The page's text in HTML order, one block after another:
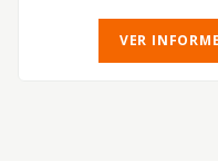
VER INFORME